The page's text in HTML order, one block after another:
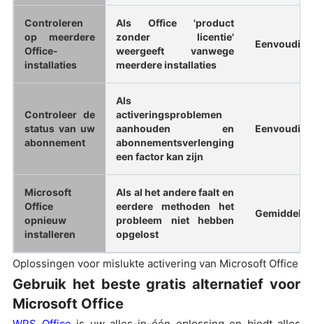
Controleren
op meerdere
Office-
installaties
Als Office 'product
zonder licentie'
weergeeft vanwege
meerdere installaties
Eenvoudig
Controleer de
status van uw
abonnement
Als
activeringsproblemen
aanhouden en
abonnementsverlenging
een factor kan zijn
Eenvoudig
Microsoft
Office
opnieuw
installeren
Als al het andere faalt en
eerdere methoden het
probleem niet hebben
opgelost
Gemiddeld
Oplossingen voor mislukte activering van Microsoft Office
Gebruik het beste gratis alternatief voor
Microsoft Office